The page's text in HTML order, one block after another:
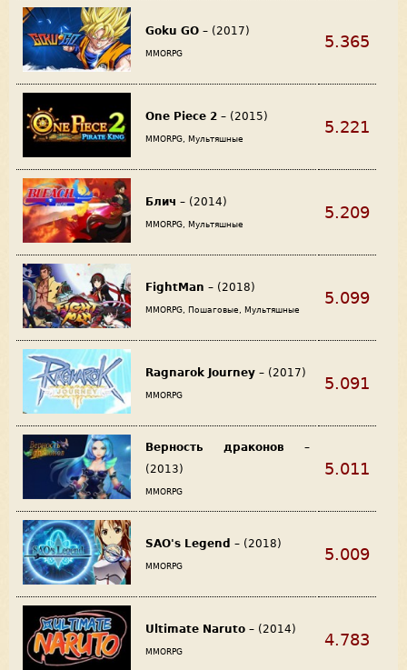
Goku GO – (2017)
MMORPG
5.365
One Piece 2 – (2015)
MMORPG, Мультяшные
5.221
Блич – (2014)
MMORPG, Мультяшные
5.209
FightMan – (2018)
MMORPG, Пошаговые, Мультяшные
5.099
Ragnarok Journey – (2017)
MMORPG
5.091
Верность драконов –
(2013)
MMORPG
5.011
SAO's Legend – (2018)
MMORPG
5.009
Ultimate Naruto – (2014)
MMORPG
4.783